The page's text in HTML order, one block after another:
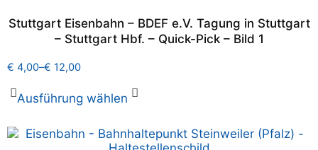
Stuttgart Eisenbahn – BDEF e.V. Tagung in Stuttgart
– Stuttgart Hbf. – Quick-Pick – Bild 1
€ 4,00–€ 12,00
Ausführung wählen